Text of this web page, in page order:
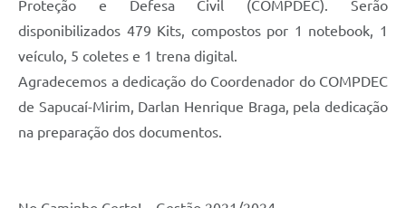
Proteção e Defesa Civil (COMPDEC). Serão
disponibilizados 479 Kits, compostos por 1 notebook, 1
veículo, 5 coletes e 1 trena digital.
Agradecemos a dedicação do Coordenador do COMPDEC
de Sapucaí-Mirim, Darlan Henrique Braga, pela dedicação
na preparação dos documentos.